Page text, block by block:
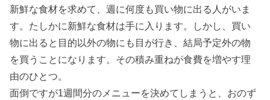
新鮮な食材を求めて、週に何度も買い物に出る人がいま
す。たしかに新鮮な食材は手に入ります。しかし、買い
物に出ると目的以外の物にも目が行き、結局予定外の物
を買うことになります。その積み重ねが食費を増やす理
由のひとつ。
面倒ですが1週間分のメニューを決めてしまうと、おのず